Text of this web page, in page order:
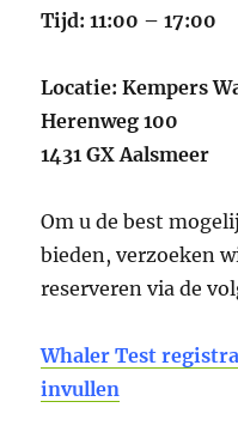
Tijd: 11:00 – 17:00
Locatie: Kempers
Herenweg 100
1431 GX Aalsmeer
Om u de best
bieden, verzoeken
reserveren via de
Whaler Test
invullen